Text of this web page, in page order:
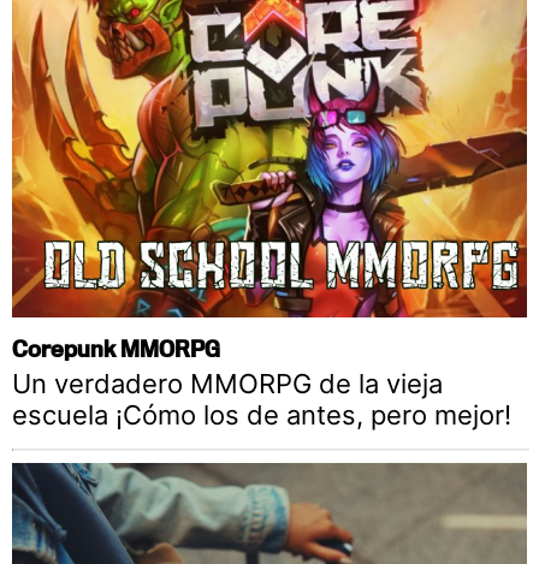
Corepunk MMORPG
Un verdadero MMORPG de la vieja
escuela ¡Cómo los de antes, pero mejor!